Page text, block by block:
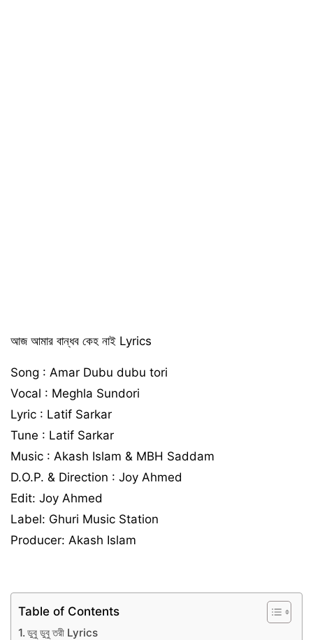
আজ আমার বান্ধব কেহ নাই Lyrics
Song : Amar Dubu dubu tori
Vocal : Meghla Sundori
Lyric : Latif Sarkar
Tune : Latif Sarkar
Music : Akash Islam & MBH Saddam
D.O.P. & Direction : Joy Ahmed
Edit: Joy Ahmed
Label: Ghuri Music Station
Producer: Akash Islam
Table of Contents
ডুবু ডুবু তরী Lyrics